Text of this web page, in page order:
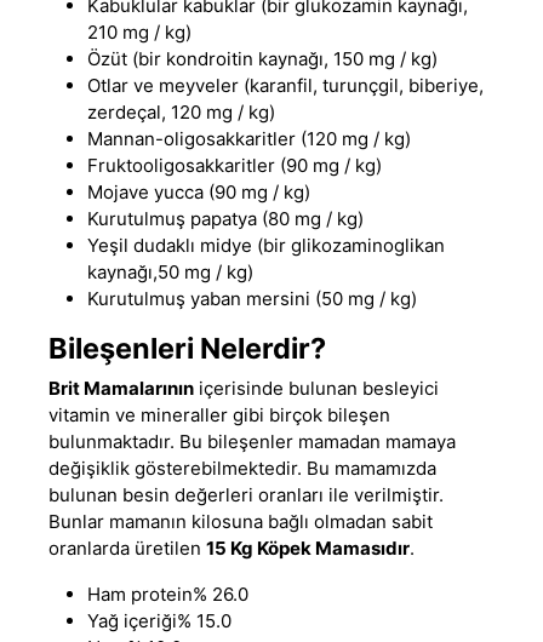
Kabuklular kabuklar (bir glukozamin kaynağı,
210 mg / kg)
Özüt (bir kondroitin kaynağı, 150 mg / kg)
Otlar ve meyveler (karanfil, turunçgil, biberiye,
zerdeçal, 120 mg / kg)
Mannan-oligosakkaritler (120 mg / kg)
Fruktooligosakkaritler (90 mg / kg)
Mojave yucca (90 mg / kg)
Kurutulmuş papatya (80 mg / kg)
Yeşil dudaklı midye (bir glikozaminoglikan
kaynağı,50 mg / kg)
Kurutulmuş yaban mersini (50 mg / kg)
Bileşenleri Nelerdir?
Brit Mamalarının içerisinde bulunan besleyici
vitamin ve mineraller gibi birçok bileşen
bulunmaktadır. Bu bileşenler mamadan mamaya
değişiklik gösterebilmektedir. Bu mamamızda
bulunan besin değerleri oranları ile verilmiştir.
Bunlar mamanın kilosuna bağlı olmadan sabit
oranlarda üretilen 15 Kg Köpek Mamasıdır.
Ham protein% 26.0
Yağ içeriği% 15.0